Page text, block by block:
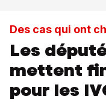
Des cas qui ont
Les
mettent
pour les